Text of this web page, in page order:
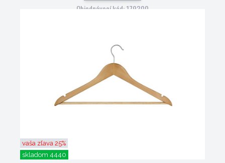
Objednávací kód: 179300
vaša zľava 25%
skladom 4440